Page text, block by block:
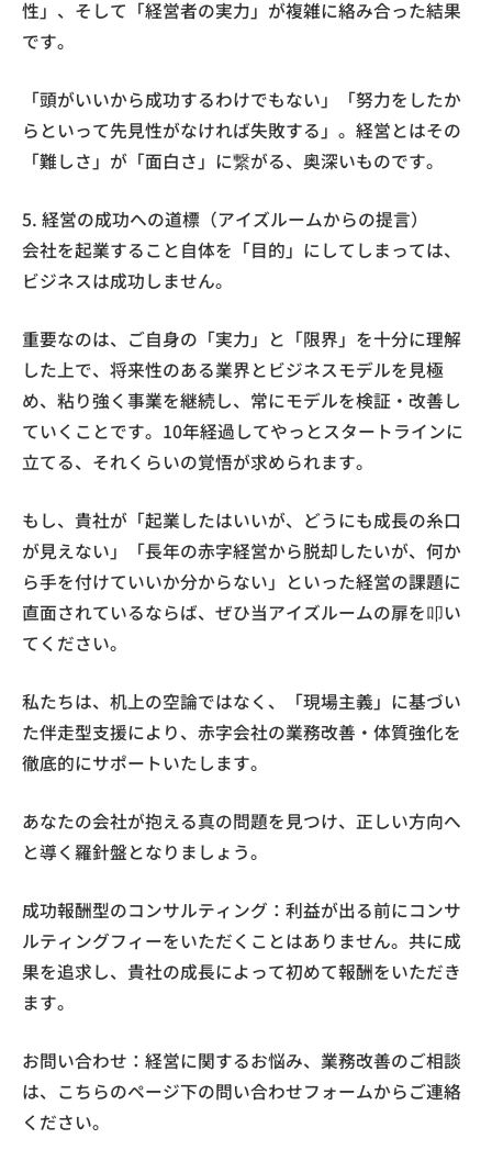
性」、そして「経営者の実力」が複雑に絡み合った結果
です。
「頭がいいから成功するわけでもない」「努力をしたか
らといって先見性がなければ失敗する」。経営とはその
「難しさ」が「面白さ」に繋がる、奥深いものです。
5. 経営の成功への道標（アイズルームからの提言）
会社を起業すること自体を「目的」にしてしまっては、
ビジネスは成功しません。
重要なのは、ご自身の「実力」と「限界」を十分に理解
した上で、将来性のある業界とビジネスモデルを見極
め、粘り強く事業を継続し、常にモデルを検証・改善し
ていくことです。10年経過してやっとスタートラインに
立てる、それくらいの覚悟が求められます。
もし、貴社が「起業したはいいが、どうにも成長の糸口
が見えない」「長年の赤字経営から脱却したいが、何か
ら手を付けていいか分からない」といった経営の課題に
直面されているならば、ぜひ当アイズルームの扉を叩い
てください。
私たちは、机上の空論ではなく、「現場主義」に基づい
た伴走型支援により、赤字会社の業務改善・体質強化を
徹底的にサポートいたします。
あなたの会社が抱える真の問題を見つけ、正しい方向へ
と導く羅針盤となりましょう。
成功報酬型のコンサルティング：利益が出る前にコンサ
ルティングフィーをいただくことはありません。共に成
果を追求し、貴社の成長によって初めて報酬をいただき
ます。
お問い合わせ：経営に関するお悩み、業務改善のご相談
は、こちらのページ下の問い合わせフォームからご連絡
ください。